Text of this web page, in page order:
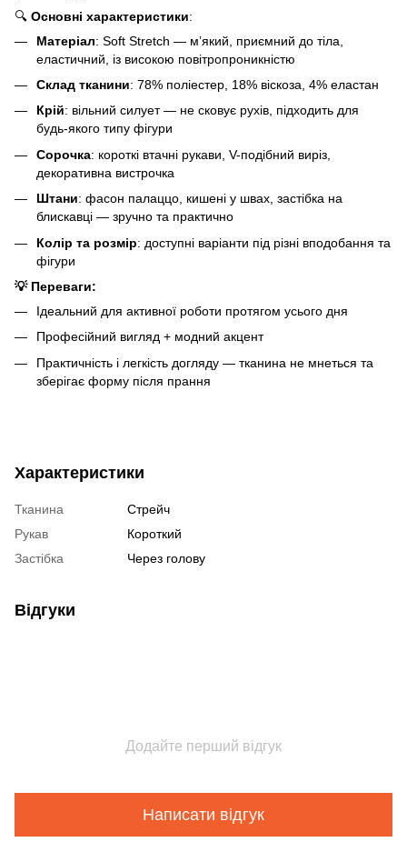
🔍 Основні характеристики:
Матеріал: Soft Stretch — м’який, приємний до тіла,
еластичний, із високою повітропроникністю
Склад тканини: 78% поліестер, 18% віскоза, 4% еластан
Крій: вільний силует — не сковує рухів, підходить для
будь-якого типу фігури
Сорочка: короткі втачні рукави, V-подібний виріз,
декоративна вистрочка
Штани: фасон палаццо, кишені у швах, застібка на
блискавці — зручно та практично
Колір та розмір: доступні варіанти під різні вподобання та
фігури
💡 Переваги:
Ідеальний для активної роботи протягом усього дня
Професійний вигляд + модний акцент
Практичність і легкість догляду — тканина не мнеться та
зберігає форму після прання
Характеристики
Тканина
Стрейч
Рукав
Короткий
Застібка
Через голову
Відгуки
Додайте перший відгук
Написати відгук